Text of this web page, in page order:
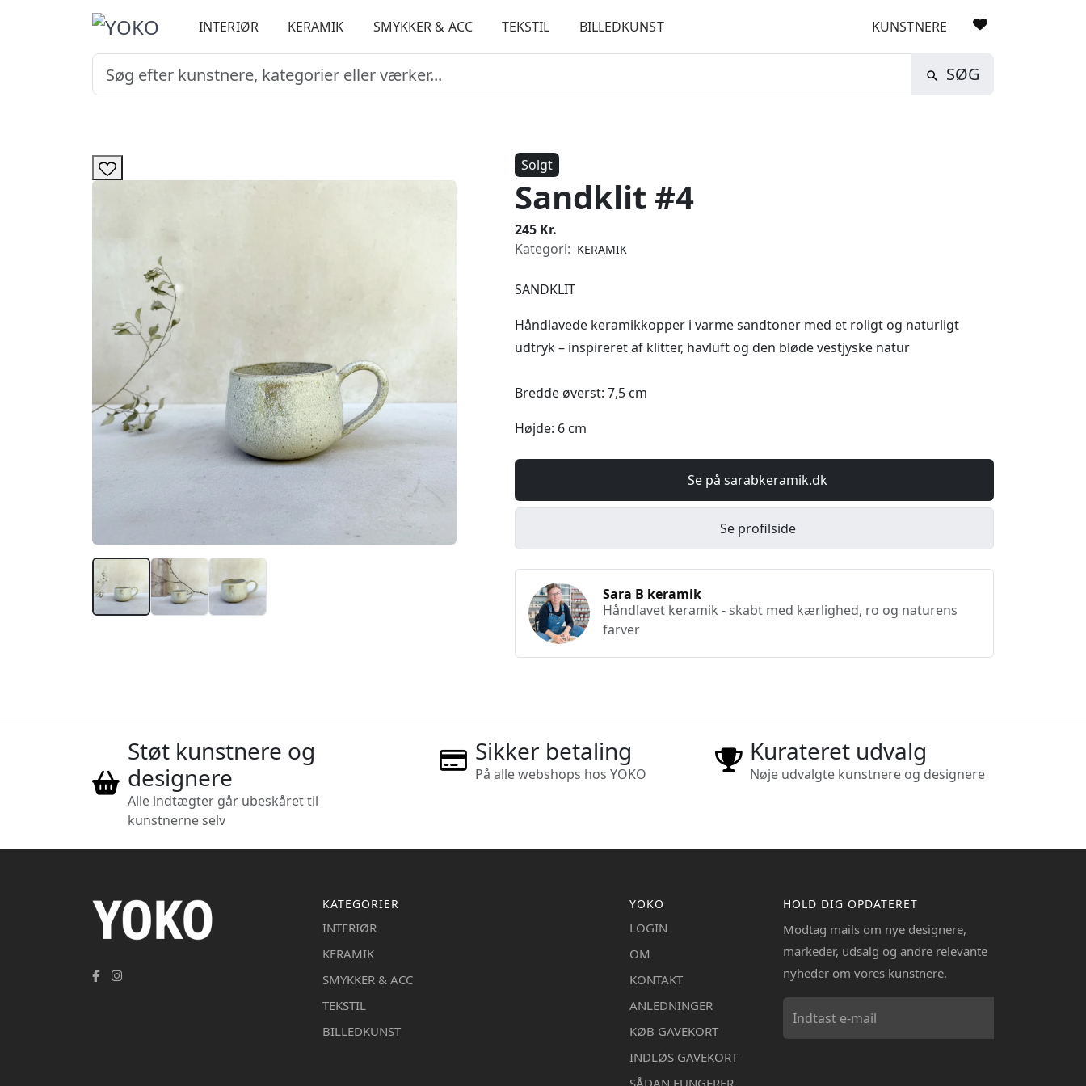
INTERIØR KERAMIK SMYKKER & ACC TEKSTIL BILLEDKUNST KUNSTNERE
SØG
Solgt
Sandklit #4
245 Kr.
Kategori: KERAMIK
SANDKLIT
Håndlavede keramikkopper i varme sandtoner med et roligt og naturligt
udtryk – inspireret af klitter, havluft og den bløde vestjyske natur
Bredde øverst: 7,5 cm
Højde: 6 cm
Se på sarabkeramik.dk
Se profilside
Sara B keramik
Håndlavet keramik - skabt med kærlighed, ro og naturens
farver
Støt kunstnere og
designere
Alle indtægter går ubeskåret til
kunstnerne selv
Sikker betaling
På alle webshops hos YOKO
Kurateret udvalg
Nøje udvalgte kunstnere og designere
KATEGORIER
INTERIØR
KERAMIK
SMYKKER & ACC
TEKSTIL
BILLEDKUNST
YOKO
LOGIN
OM
KONTAKT
ANLEDNINGER
KØB GAVEKORT
INDLØS GAVEKORT
HOLD DIG OPDATERET
Modtag mails om nye designere,
markeder, udsalg og andre relevante
nyheder om vores kunstnere.